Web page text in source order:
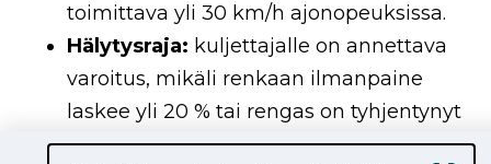
toimittava yli 30 km/h ajonopeuksissa.
Hälytysraja: kuljettajalle on annettava
varoitus, mikäli renkaan ilmanpaine
laskee yli 20 % tai rengas on tyhjentynyt
merkittävästi.